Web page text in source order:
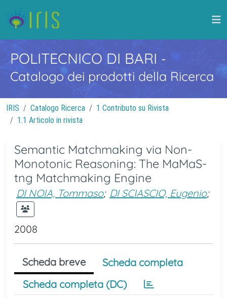
POLITECNICO DI BARI -
Catalogo dei prodotti della Ricerca
IRIS Catalogo Ricerca
1 Contributo su Rivista
1.1 Articolo in rivista
Semantic Matchmaking via Non-
Monotonic Reasoning: The MaMaS-
tng Matchmaking Engine
DI NOIA, Tommaso; DI SCIASCIO, Eugenio;
2008
Scheda breve
Scheda completa
Scheda completa (DC)